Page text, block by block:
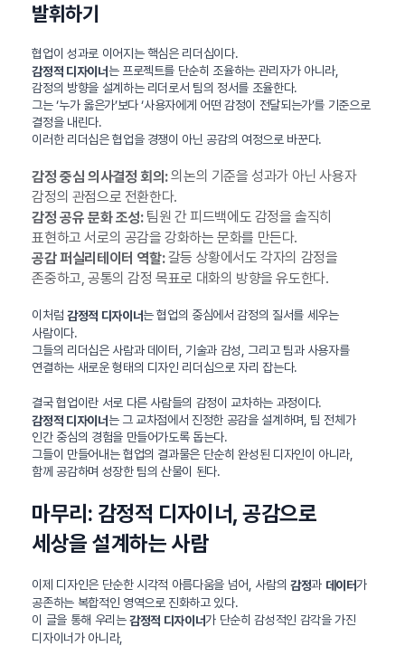
발휘하기
협업이 성과로 이어지는 핵심은 리더십이다.
감정적 디자이너는 프로젝트를 단순히 조율하는 관리자가 아니라,
감정의 방향을 설계하는 리더로서 팀의 정서를 조율한다.
그는 ‘누가 옳은가’보다 ‘사용자에게 어떤 감정이 전달되는가’를 기준으로
결정을 내린다.
이러한 리더십은 협업을 경쟁이 아닌 공감의 여정으로 바꾼다.
감정 중심 의사결정 회의:의논의 기준을 성과가 아닌 사용자
감정의 관점으로 전환한다.
감정 공유 문화 조성:팀원 간 피드백에도 감정을 솔직히
표현하고 서로의 공감을 강화하는 문화를 만든다.
공감 퍼실리테이터 역할:갈등 상황에서도 각자의 감정을
존중하고, 공통의 감정 목표로 대화의 방향을 유도한다.
이처럼 감정적 디자이너는 협업의 중심에서 감정의 질서를 세우는
사람이다.
그들의 리더십은 사람과 데이터, 기술과 감성, 그리고 팀과 사용자를
연결하는 새로운 형태의 디자인 리더십으로 자리 잡는다.
결국 협업이란 서로 다른 사람들의 감정이 교차하는 과정이다.
감정적 디자이너는 그 교차점에서 진정한 공감을 설계하며, 팀 전체가
인간 중심의 경험을 만들어가도록 돕는다.
그들이 만들어내는 협업의 결과물은 단순히 완성된 디자인이 아니라,
함께 공감하며 성장한 팀의 산물이 된다.
마무리: 감정적 디자이너, 공감으로
세상을 설계하는 사람
이제 디자인은 단순한 시각적 아름다움을 넘어, 사람의 감정과 데이터가
공존하는 복합적인 영역으로 진화하고 있다.
이 글을 통해 우리는감정적 디자이너가 단순히 감성적인 감각을 가진
디자이너가 아니라,